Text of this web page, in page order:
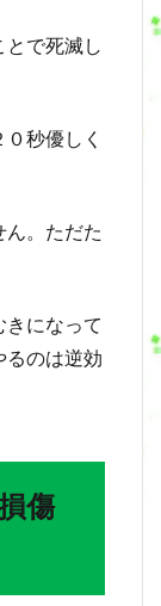
とで死滅し
秒優しく
ん。ただた
きになって
るのは逆効
傷